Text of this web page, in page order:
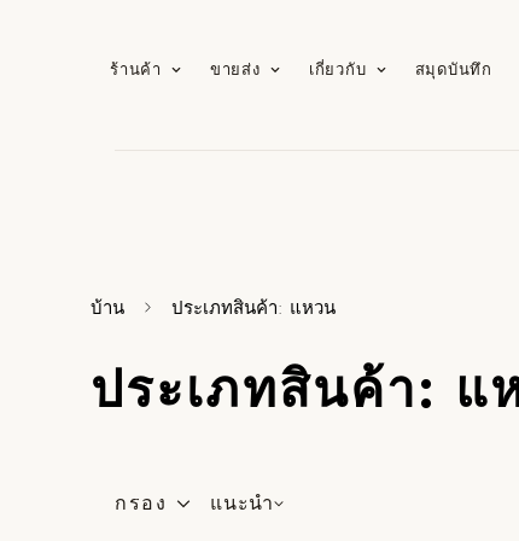
ร้านค้า ขายส่ง เกี่ยวกับ สมุดบันทึก
บ้าน ประเภทสินค้า: แหวน
ประเภทสินค้า: แ
กรอง แนะนำ